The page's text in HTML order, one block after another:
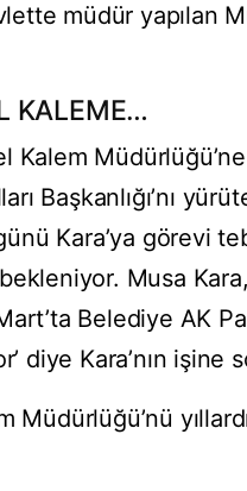
müdür yapılan
KALEME…
Kalem
Başkanlığı’nı
Kara’ya görevi
Musa
Belediye AK
diye Kara’nın işine
Müdürlüğü’nü